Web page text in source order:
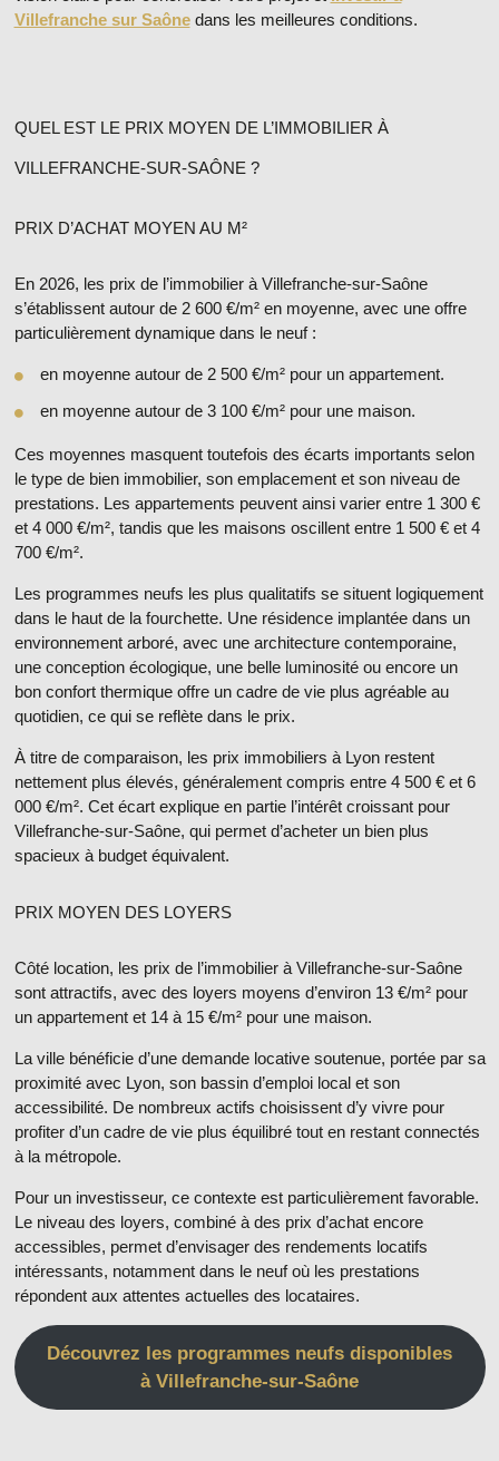
Villefranche sur Saônedans les meilleures conditions.
QUEL EST LE PRIX MOYEN DE L’IMMOBILIER À
VILLEFRANCHE-SUR-SAÔNE ?
PRIX D’ACHAT MOYEN AU M²
En 2026, les prix de l’immobilier à Villefranche-sur-Saône
s’établissent autour de 2 600 €/m² en moyenne, avec une offre
particulièrement dynamique dans le neuf :
en moyenne autour de 2 500 €/m² pour un appartement.
en moyenne autour de 3 100 €/m² pour une maison.
Ces moyennes masquent toutefois des écarts importants selon
le type de bien immobilier, son emplacement et son niveau de
prestations. Les appartements peuvent ainsi varier entre 1 300 €
et 4 000 €/m², tandis que les maisons oscillent entre 1 500 € et 4
700 €/m².
Les programmes neufs les plus qualitatifs se situent logiquement
dans le haut de la fourchette. Une résidence implantée dans un
environnement arboré, avec une architecture contemporaine,
une conception écologique, une belle luminosité ou encore un
bon confort thermique offre un cadre de vie plus agréable au
quotidien, ce qui se reflète dans le prix.
À titre de comparaison, les prix immobiliers à Lyonrestent
nettement plus élevés, généralement compris entre 4 500 € et 6
000 €/m². Cet écart explique en partie l’intérêt croissant pour
Villefranche-sur-Saône, qui permet d’acheter un bien plus
spacieux à budget équivalent.
PRIX MOYEN DES LOYERS
Côté location, les prix de l’immobilier à Villefranche-sur-Saône
sont attractifs, avec des loyers moyens d’environ 13 €/m² pour
un appartementet 14 à 15 €/m² pour une maison.
La ville bénéficie d’une demande locative soutenue, portée par sa
proximité avec Lyon, son bassin d’emploi local et son
accessibilité. De nombreux actifs choisissent d’y vivre pour
profiter d’un cadre de vie plus équilibré tout en restant connectés
à la métropole.
Pour un investisseur, ce contexte est particulièrement favorable.
Le niveau des loyers, combiné à des prix d’achat encore
accessibles, permet d’envisager des rendements locatifs
intéressants, notamment dans le neuf où les prestations
répondent aux attentes actuelles des locataires.
Découvrez les programmes neufs disponibles
à Villefranche-sur-Saône